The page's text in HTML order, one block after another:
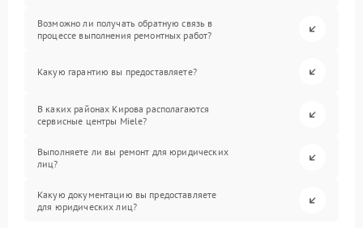
Возможно ли получать обратную связь в
процессе выполнения ремонтных работ?
Какую гарантию вы предоставляете?
В каких районах Кирова располагаются
сервисные центры Miele?
Выполняете ли вы ремонт для юридических
лиц?
Какую документацию вы предоставляете
для юридических лиц?